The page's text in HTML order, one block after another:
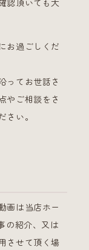
認頂いても大
お過ごしくだ
ってお世話さ
やご相談をさ
さい。
画は当店ホー
の紹介、又は
させて頂く場